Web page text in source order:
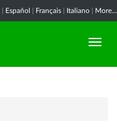
Español Français Italiano More...